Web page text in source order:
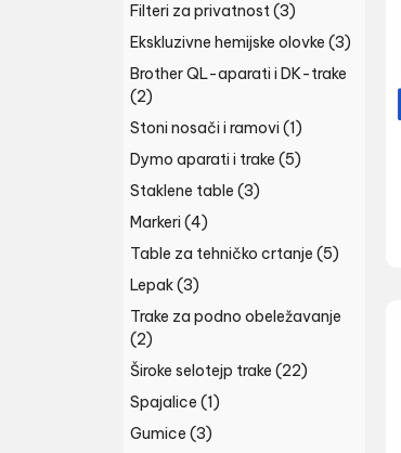
Filteri za privatnost(3)
Ekskluzivne hemijske olovke (3)
Brother QL-aparati i DK-trake
(2)
Stoni nosači i ramovi (1)
Dymo aparati i trake (5)
Staklene table (3)
Markeri (4)
Table za tehničko crtanje (5)
Lepak(3)
Trake za podno obeležavanje
(2)
Široke selotejp trake (22)
Spajalice (1)
Gumice (3)